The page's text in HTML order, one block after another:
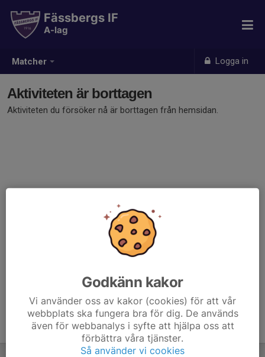
Matcher Logga in
Fässbergs IF
A-lag
Aktiviteten är borttagen
Aktiviteten du försöker nå är borttagen från hemsidan.
Godkänn kakor
Vi använder oss av kakor (cookies) för att vår
webbplats ska fungera bra för dig. De används
även för webbanalys i syfte att hjälpa oss att
förbättra våra tjänster.
Så använder vi cookies